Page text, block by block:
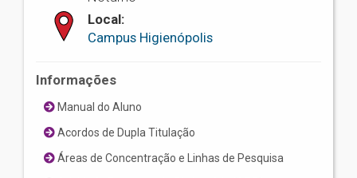
Local:
Campus Higienópolis
Informações
Manual do Aluno
Acordos de Dupla Titulação
Áreas de Concentração e Linhas de Pesquisa